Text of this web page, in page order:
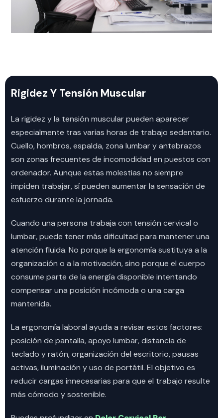
Rigidez Y Tensión Muscular
La rigidez y la tensión muscular pueden aparecer
especialmente tras varias horas de trabajo sedentario.
Cuello, hombros, espalda, zona lumbar y antebrazos
son zonas frecuentes de incomodidad en puestos con
ordenador. Aunque estas molestias no siempre
impiden trabajar, sí pueden aumentar la sensación de
esfuerzo durante la jornada.
Cuando una persona trabaja con tensión cervical o
lumbar, puede tener más dificultad para mantener una
atención fluida. No porque la ergonomía sustituya a la
organización o a la motivación, sino porque el cuerpo
consume parte de la energía disponible intentando
compensar una posición incómoda o una carga
mantenida.
La ergonomía laboral ayuda a revisar estos factores:
posición de pantalla, apoyo lumbar, distancia de
teclado y ratón, organización del escritorio, pausas
activas, iluminación y uso de portátil. El objetivo es
reducir cargas innecesarias para que el trabajo resulte
más cómodo y sostenible.